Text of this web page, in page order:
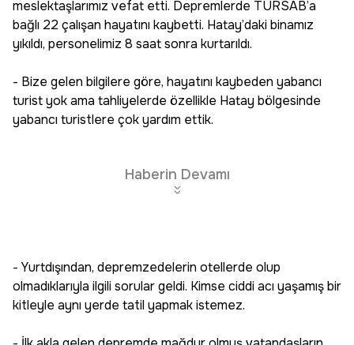
meslektaşlarımız vefat etti. Depremlerde TÜRSAB’a
bağlı 22 çalışan hayatını kaybetti. Hatay’daki binamız
yıkıldı, personelimiz 8 saat sonra kurtarıldı.
- Bize gelen bilgilere göre, hayatını kaybeden yabancı
turist yok ama tahliyelerde özellikle Hatay bölgesinde
yabancı turistlere çok yardım ettik.
Haberin Devamı
- Yurtdışından, depremzedelerin otellerde olup
olmadıklarıyla ilgili sorular geldi. Kimse ciddi acı yaşamış bir
kitleyle aynı yerde tatil yapmak istemez.